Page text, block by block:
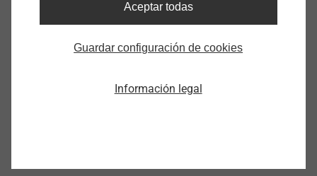
Aceptar todas
Guardar configuración de cookies
Información legal